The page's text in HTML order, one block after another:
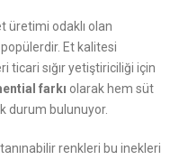
üretimi odaklı olan
Et kalitesi
ticari sığır yetiştiriciliği için
farkı olarak hem süt
durum bulunuyor.
renkleri bu inekleri